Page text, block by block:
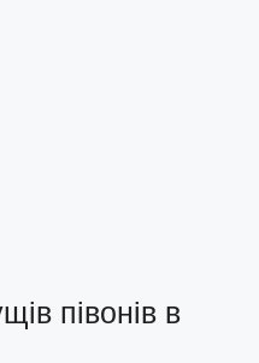
півонів в